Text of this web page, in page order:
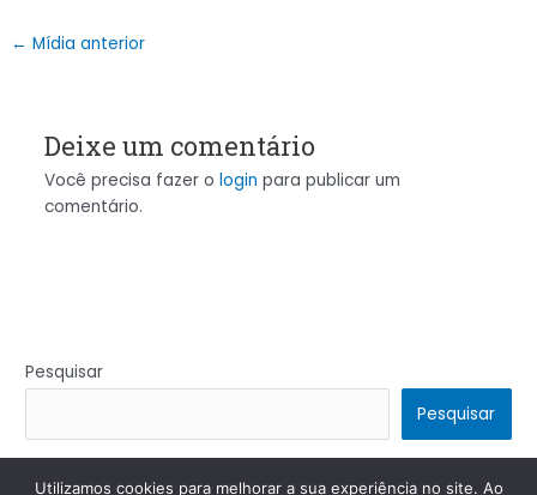
← Mídia anterior
Deixe um comentário
Você precisa fazer o login para publicar um
comentário.
Pesquisar
Pesquisar
Utilizamos cookies para melhorar a sua experiência no site. Ao